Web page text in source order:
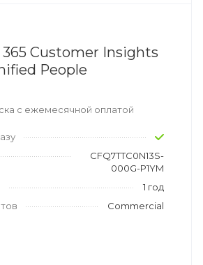
Customer Insights
People
с ежемесячной оплатой
CFQ7TTC0N13S-
000G-P1YM
1 год
Commercial